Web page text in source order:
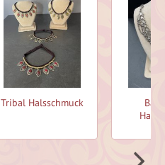
Tribal Halsschmuck